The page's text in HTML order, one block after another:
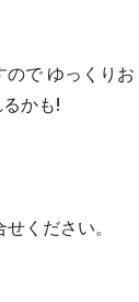
で ゆっくりお
かも!
ください。